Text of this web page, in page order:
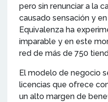
pero sin renunciar a la
causado sensación y
Equivalenza ha
imparable y en este
red de más de 750
El modelo de negocio
licencias que ofrece
un alto margen de